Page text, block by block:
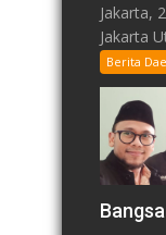
Jakarta,
Jakarta
Berita
Bangsa